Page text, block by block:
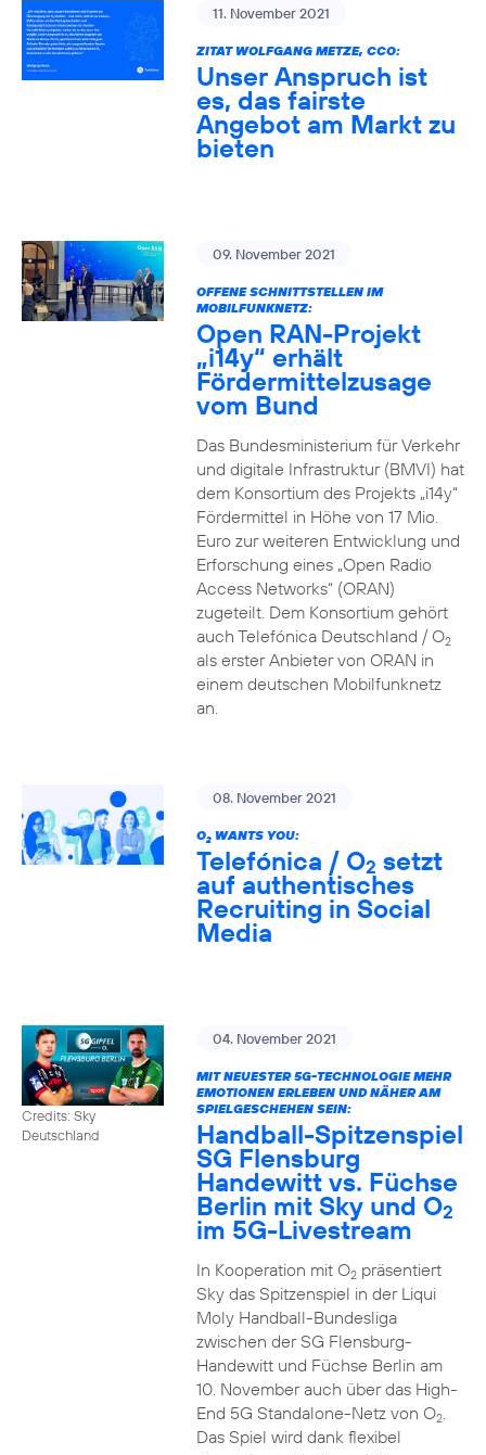
11. November 2021
ZITAT WOLFGANG METZE, CCO:
Unser Anspruch ist
es, das fairste
Angebot am Markt zu
bieten
09. November 2021
OFFENE SCHNITTSTELLEN IM
MOBILFUNKNETZ:
Open RAN-Projekt
„i14y“ erhält
Fördermittelzusage
vom Bund
Das Bundesministerium für Verkehr
und digitale Infrastruktur (BMVI) hat
dem Konsortium des Projekts „i14y“
Fördermittel in Höhe von 17 Mio.
Euro zur weiteren Entwicklung und
Erforschung eines „Open Radio
Access Networks“ (ORAN)
zugeteilt. Dem Konsortium gehört
auch Telefónica Deutschland / O2
als erster Anbieter von ORAN in
einem deutschen Mobilfunknetz
an.
08. November 2021
O2WANTS YOU:
Telefónica / O2 setzt
auf authentisches
Recruiting in Social
Media
Credits: Sky
Deutschland
04. November 2021
MIT NEUESTER 5G-TECHNOLOGIE MEHR
EMOTIONEN ERLEBEN UND NÄHER AM
SPIELGESCHEHEN SEIN:
Handball-Spitzenspiel
SG Flensburg
Handewitt vs. Füchse
Berlin mit Sky und O2
im 5G-Livestream
In Kooperation mit O2präsentiert
Sky das Spitzenspiel in der Liqui
Moly Handball-Bundesliga
zwischen der SG Flensburg-
Handewitt und Füchse Berlin am
10. November auch über das High-
End 5G Standalone-Netz von O2.
Das Spiel wird dank flexibel